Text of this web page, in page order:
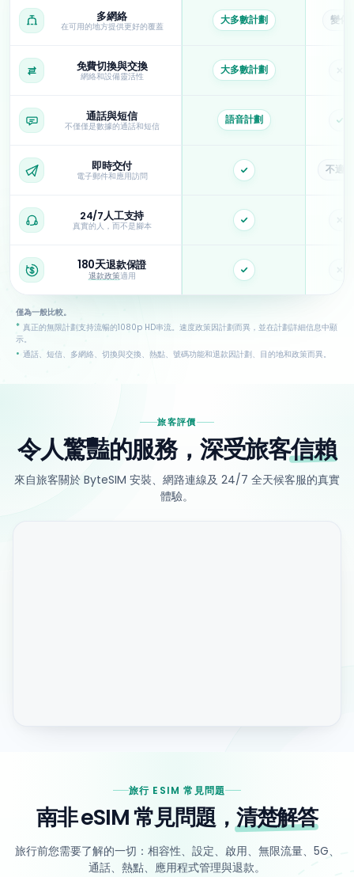
多網絡
在可用的地方提供更好的覆蓋 大多數計劃 變化
免費切換與交換
網絡和設備靈活性 大多數計劃
通話與短信
不僅僅是數據的通話和短信 語音計劃 是
即時交付
電子郵件和應用訪問 是 不適用
24/7人工支持
真實的人，而不是腳本 是
180天退款保證
退款政策適用 是
僅為一般比較。
* 真正的無限計劃支持流暢的1080p HD串流。速度政策因計劃而異，並在計劃詳細信息中顯
示。
• 通話、短信、多網絡、切換與交換、熱點、號碼功能和退款因計劃、目的地和政策而異。
旅客評價
令人驚豔的服務，深受旅客信賴
來自旅客關於 ByteSIM 安裝、網路連線及 24/7 全天候客服的真實
體驗。
旅行 ESIM 常見問題
南非 eSIM 常見問題， 清楚解答
旅行前您需要了解的一切：相容性、設定、啟用、無限流量、5G、
通話、熱點、應用程式管理與退款。